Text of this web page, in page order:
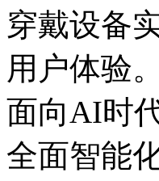
穿戴设备
用户体验。
面向AI时
全面智能